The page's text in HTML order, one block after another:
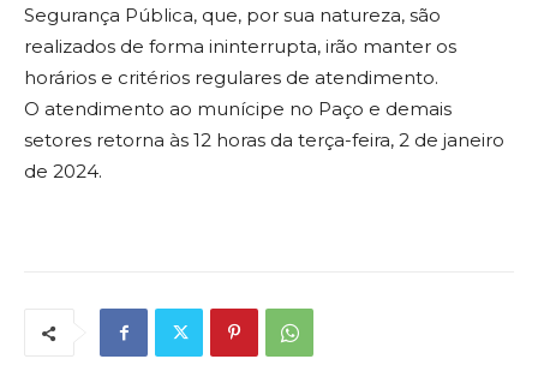
Segurança Pública, que, por sua natureza, são
realizados de forma ininterrupta, irão manter os
horários e critérios regulares de atendimento.
O atendimento ao munícipe no Paço e demais
setores retorna às 12 horas da terça-feira, 2 de janeiro
de 2024.